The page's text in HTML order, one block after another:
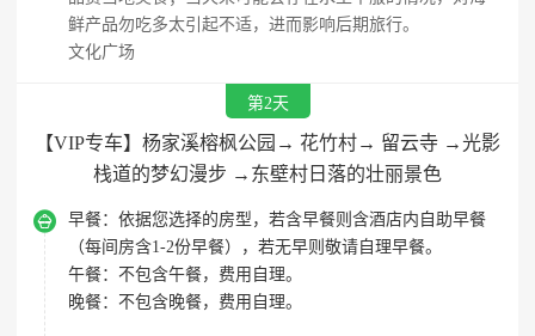
鲜产品勿吃多太引起不适，进而影响后期旅行。
文化广场
第2天
【VIP专车】杨家溪榕枫公园→ 花竹村→ 留云寺 →光影
栈道的梦幻漫步 →东壁村日落的壮丽景色
 早餐： 依据您选择的房型，若含早餐则含酒店内自助早餐
（每间房含1-2份早餐），若无早则敬请自理早餐。
午餐： 不包含午餐，费用自理。
晚餐： 不包含晚餐，费用自理。